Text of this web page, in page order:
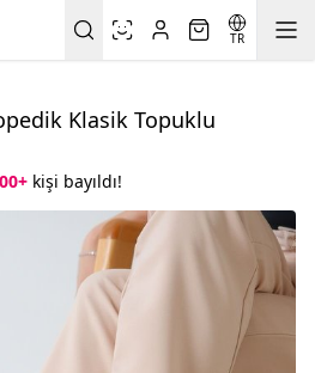
TR
Klasik Topuklu
kişi bayıldı!